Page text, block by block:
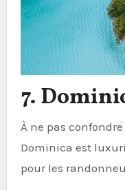
7.
À ne pas
Dominica est
pour les